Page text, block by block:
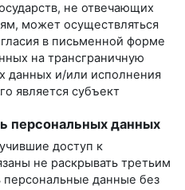
не отвечающих
может осуществляться
в письменной форме
на трансграничную
данных и/или исполнения
является субъект
персональных данных
доступ к
не раскрывать третьим
персональные данные без